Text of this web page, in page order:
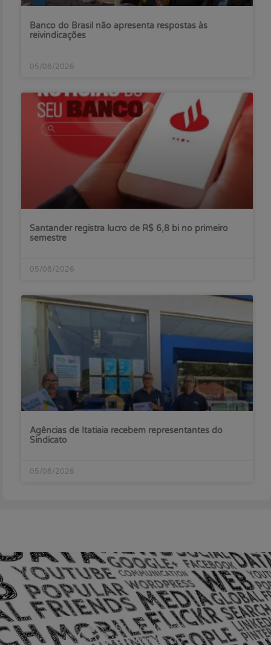
Banco do Brasil não apresenta respostas às
reivindicações
05/08/2026
Santander registra lucro de R$ 6,8 bi no primeiro
semestre
05/08/2026
Agências de Itatiaia recebem representantes do
Sindicato
05/08/2026